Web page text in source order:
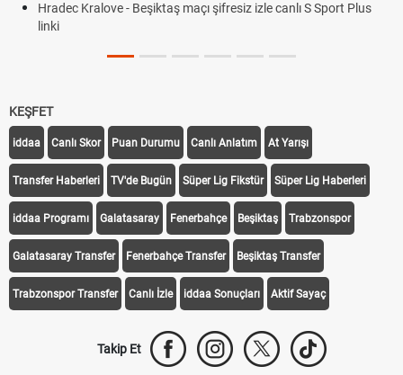
Hradec Kralove - Beşiktaş maçı şifresiz izle canlı S Sport Plus
linki
KEŞFET
iddaa Canlı Skor Puan Durumu Canlı Anlatım At Yarışı
Transfer Haberleri TV'de Bugün Süper Lig Fikstür Süper Lig Haberleri
iddaa Programı Galatasaray Fenerbahçe Beşiktaş Trabzonspor
Galatasaray Transfer Fenerbahçe Transfer Beşiktaş Transfer
Trabzonspor Transfer Canlı İzle iddaa Sonuçları Aktif Sayaç
Takip Et